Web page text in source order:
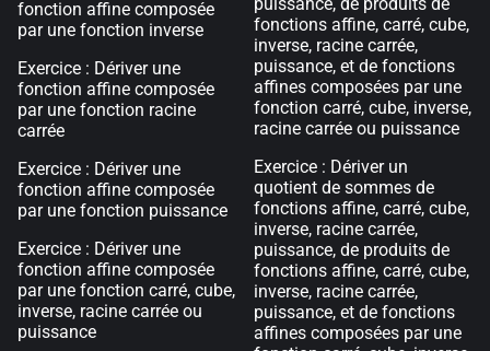
fonction affine composée
par une fonction inverse
Exercice : Dériver une
fonction affine composée
par une fonction racine
carrée
Exercice : Dériver une
fonction affine composée
par une fonction puissance
Exercice : Dériver une
fonction affine composée
par une fonction carré, cube,
inverse, racine carrée ou
puissance
fonctions affine, carré, cube,
inverse, racine carrée,
puissance, et de fonctions
affines composées par une
fonction carré, cube, inverse,
racine carrée ou puissance
Exercice : Dériver un
quotient de sommes de
fonctions affine, carré, cube,
inverse, racine carrée,
puissance, de produits de
fonctions affine, carré, cube,
inverse, racine carrée,
puissance, et de fonctions
affines composées par une